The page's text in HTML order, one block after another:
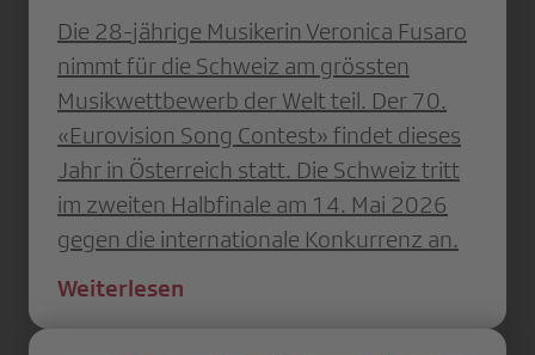
Die 28-jährige Musikerin Veronica Fusaro
nimmt für die Schweiz am grössten
Musikwettbewerb der Welt teil. Der 70.
«Eurovision Song Contest» findet dieses
Jahr in Österreich statt. Die Schweiz tritt
im zweiten Halbfinale am 14. Mai 2026
gegen die internationale Konkurrenz an.
Weiterlesen